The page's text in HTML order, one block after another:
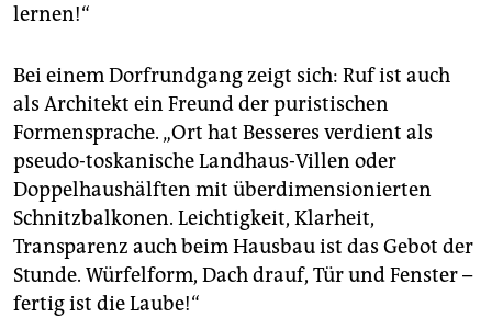
lernen!“
Bei einem Dorfrundgang zeigt sich: Ruf ist auch
als Architekt ein Freund der puristischen
Formensprache. „Ort hat Besseres verdient als
pseudo-toskanische Landhaus-Villen oder
Doppelhaushälften mit überdimensionierten
Schnitzbalkonen. Leichtigkeit, Klarheit,
Transparenz auch beim Hausbau ist das Gebot der
Stunde. Würfelform, Dach drauf, Tür und Fenster –
fertig ist die Laube!“